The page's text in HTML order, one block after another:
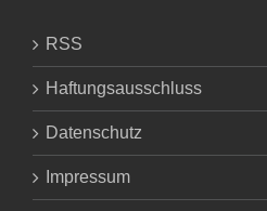
RSS
Haftungsausschluss
Datenschutz
Impressum